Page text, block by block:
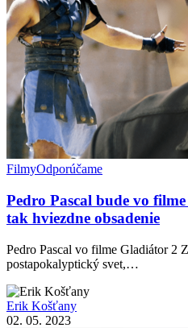
FilmyOdporúčame
Pedro Pascal bude vo
tak hviezdne obsadenie
Pedro Pascal vo filme Gladiátor 2
postapokalyptický svet,…
Erik Košťany
02. 05. 2023